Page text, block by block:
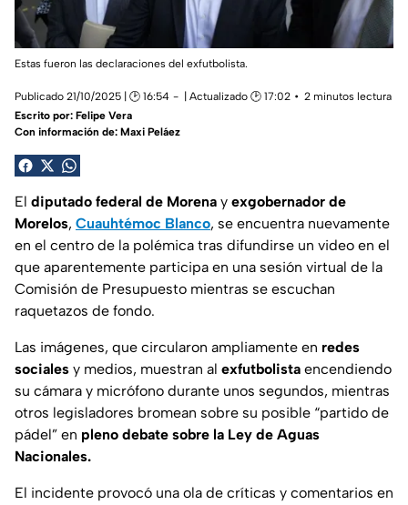
Estas fueron las declaraciones del exfutbolista.
Publicado 21/10/2025 | 🕑 16:54 | Actualizado 🕑 17:02
2 minutos lectura
Escrito por: Felipe Vera
Con información de: Maxi Peláez
El diputado federal de Morena y exgobernador de
Morelos, Cuauhtémoc Blanco, se encuentra nuevamente
en el centro de la polémica tras difundirse un video en el
que aparentemente participa en una sesión virtual de la
Comisión de Presupuesto mientras se escuchan
raquetazos de fondo.
Las imágenes, que circularon ampliamente en redes
sociales y medios, muestran al exfutbolista encendiendo
su cámara y micrófono durante unos segundos, mientras
otros legisladores bromean sobre su posible “partido de
pádel” en pleno debate sobre la Ley de Aguas
Nacionales.
El incidente provocó una ola de críticas y comentarios en